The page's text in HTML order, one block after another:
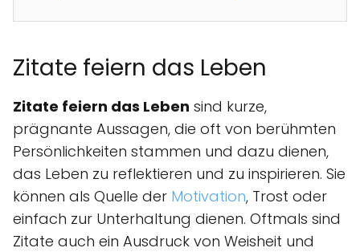
Zitate feiern das Leben
Zitate feiern das Leben sind kurze,
prägnante Aussagen, die oft von berühmten
Persönlichkeiten stammen und dazu dienen,
das Leben zu reflektieren und zu inspirieren. Sie
können als Quelle der Motivation, Trost oder
einfach zur Unterhaltung dienen. Oftmals sind
Zitate auch ein Ausdruck von Weisheit und